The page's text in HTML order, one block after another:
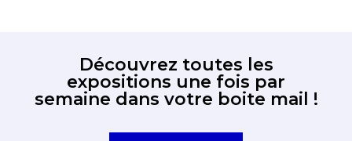
Découvrez toutes les
expositions une fois par
semaine dans votre boite mail !